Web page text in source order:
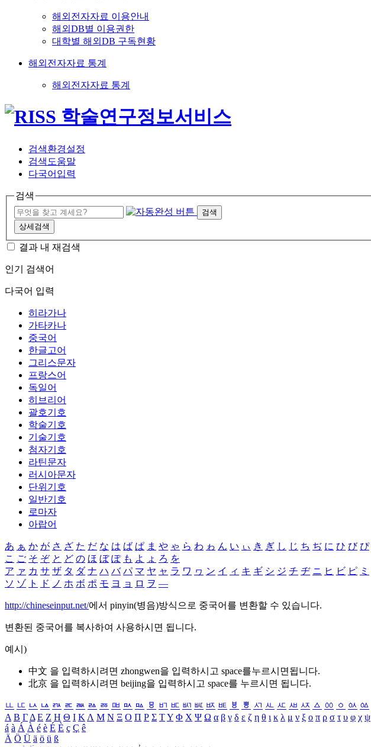
해외전자자료 이용안내
해외DB별 이용권한
대학별 해외DB 구독현황
해외전자자료 통계
해외전자자료 통계
검색환경설정
검색도움말
다국어입력
검색
검색
상세검색
결과 내 재검색
인기 검색어
다국어 입력
히라가나
가타카나
중국어
한글고어
그리스문자
프랑스어
독일어
히브리어
괄호기호
학술기호
기술기호
첨자기호
라틴문자
러시아문자
단위기호
일반기호
로마자
아랍어
あ ぁ か が さ ざ た だ な は ば ぱ ま や ゃ ら わ ゎ ん い ぃ き ぎ し じ ち ぢ に ひ び ぴ
こ ご そ ぞ と ど の ほ ぼ ぽ も よ ょ ろ を
ア ァ カ サ ザ タ ダ ナ ハ バ パ マ ヤ ャ ラ ワ ヮ ン イ ィ キ ギ シ ジ チ ヂ ニ ヒ ビ ピ ミ
ソ ゾ ト ド ノ ホ ボ ポ モ ヨ ョ ロ ヲ ―
http://chineseinput.net/에서 pinyin(병음)방식으로 중국어를 변환할 수 있습니다.
변환된 중국어를 복사하여 사용하시면 됩니다.
예시)
中文 을 입력하시려면 zhongwen을 입력하시고 space를누르시면됩니다.
北京 을 입력하시려면 beijing을 입력하시고 space를 누르시면 됩니다.
ㅥ ㅦ ㅧ ㅨ ㅩ ㅪ ㅫ ㅬ ㅭ ㅮ ㅯ ㅰ ㅱ ㅲ ㅳ ㅴ ㅵ ㅶ ㅷ ㅸ ㅹ ㅺ ㅻ ㅼ ㅽ ㅾ ㅿ ㆀ ㆁ ㆂ ㆃ
Α Β ΓΔ Ε Ζ Η Θ Ι ΚΛ Μ Ν Ξ Ο Π Ρ Σ ΤΥ Φ Χ Ψ Ω α β γ δ ε ζ η θ ι κ λ μ ν ξ ο π ρ σ τ υ φ χ ψ
á à Á À é è É È ç Ç ê
Ä Ö Ü ä ö ü ß